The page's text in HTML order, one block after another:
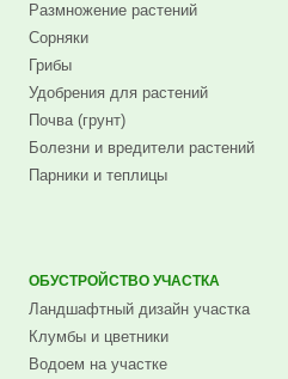
Размножение растений
Сорняки
Грибы
Удобрения для растений
Почва (грунт)
Болезни и вредители растений
Парники и теплицы
ОБУСТРОЙСТВО УЧАСТКА
Ландшафтный дизайн участка
Клумбы и цветники
Водоем на участке